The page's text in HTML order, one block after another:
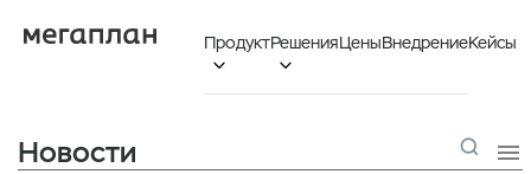
Продукт

Решения

ЦеныВнедрениеКейсы
Новости 